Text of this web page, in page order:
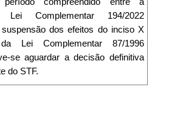
Lei Complementar 194/2022
dos efeitos do inciso X
Lei Complementar 87/1996
se aguardar a decisão definitiva
do STF.